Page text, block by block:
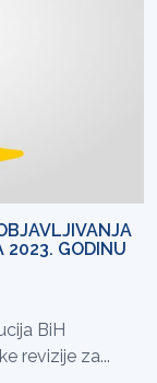
2023. GODINU
BiH
revizije za...